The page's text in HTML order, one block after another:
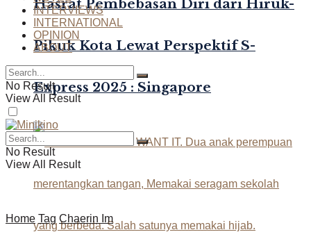
Hasrat Pembebasan Diri dari Hiruk-
Pikuk Kota Lewat Perspektif S-
Express 2025 : Singapore
INTERVIEWS
INTERNATIONAL
OPINION
ABOUT
No Result
View All Result
No Result
View All Result
Home Tag Chaerin Im